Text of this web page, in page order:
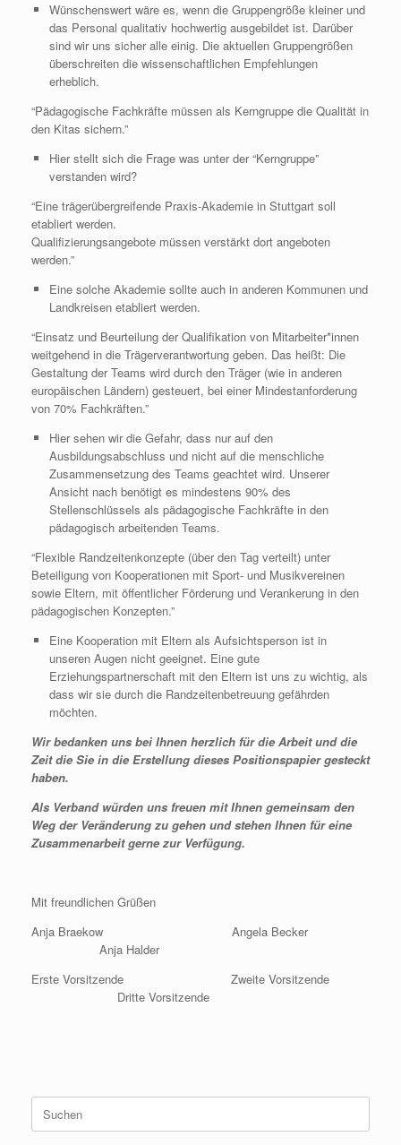
Wünschenswert wäre es, wenn die Gruppengröße kleiner und
das Personal qualitativ hochwertig ausgebildet ist. Darüber
sind wir uns sicher alle einig. Die aktuellen Gruppengrößen
überschreiten die wissenschaftlichen Empfehlungen
erheblich.
“Pädagogische Fachkräfte müssen als Kerngruppe die Qualität in
den Kitas sichern.”
Hier stellt sich die Frage was unter der “Kerngruppe”
verstanden wird?
“Eine trägerübergreifende Praxis-Akademie in Stuttgart soll
etabliert werden.
Qualifizierungsangebote müssen verstärkt dort angeboten
werden.”
Eine solche Akademie sollte auch in anderen Kommunen und
Landkreisen etabliert werden.
“Einsatz und Beurteilung der Qualifikation von Mitarbeiter*innen
weitgehend in die Trägerverantwortung geben. Das heißt: Die
Gestaltung der Teams wird durch den Träger (wie in anderen
europäischen Ländern) gesteuert, bei einer Mindestanforderung
von 70% Fachkräften.”
Hier sehen wir die Gefahr, dass nur auf den
Ausbildungsabschluss und nicht auf die menschliche
Zusammensetzung des Teams geachtet wird. Unserer
Ansicht nach benötigt es mindestens 90% des
Stellenschlüssels als pädagogische Fachkräfte in den
pädagogisch arbeitenden Teams.
“Flexible Randzeitenkonzepte (über den Tag verteilt) unter
Beteiligung von Kooperationen mit Sport- und Musikvereinen
sowie Eltern, mit öffentlicher Förderung und Verankerung in den
pädagogischen Konzepten.”
Eine Kooperation mit Eltern als Aufsichtsperson ist in
unseren Augen nicht geeignet. Eine gute
Erziehungspartnerschaft mit den Eltern ist uns zu wichtig, als
dass wir sie durch die Randzeitenbetreuung gefährden
möchten.
Wir bedanken uns bei Ihnen herzlich für die Arbeit und die
Zeit die Sie in die Erstellung dieses Positionspapier gesteckt
haben.
Als Verband würden uns freuen mit Ihnen gemeinsam den
Weg der Veränderung zu gehen und stehen Ihnen für eine
Zusammenarbeit gerne zur Verfügung.
Mit freundlichen Grüßen
Anja Braekow Angela Becker
Anja Halder
Erste Vorsitzende Zweite Vorsitzende
Dritte Vorsitzende
nach: